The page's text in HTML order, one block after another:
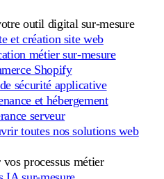
outil digital sur-mesure
et création site web
métier sur-mesure
Shopify
sécurité applicative
et hébergement
serveur
toutes nos solutions web
processus métier